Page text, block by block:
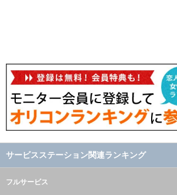
サービスステーション関連ランキング
フルサービス